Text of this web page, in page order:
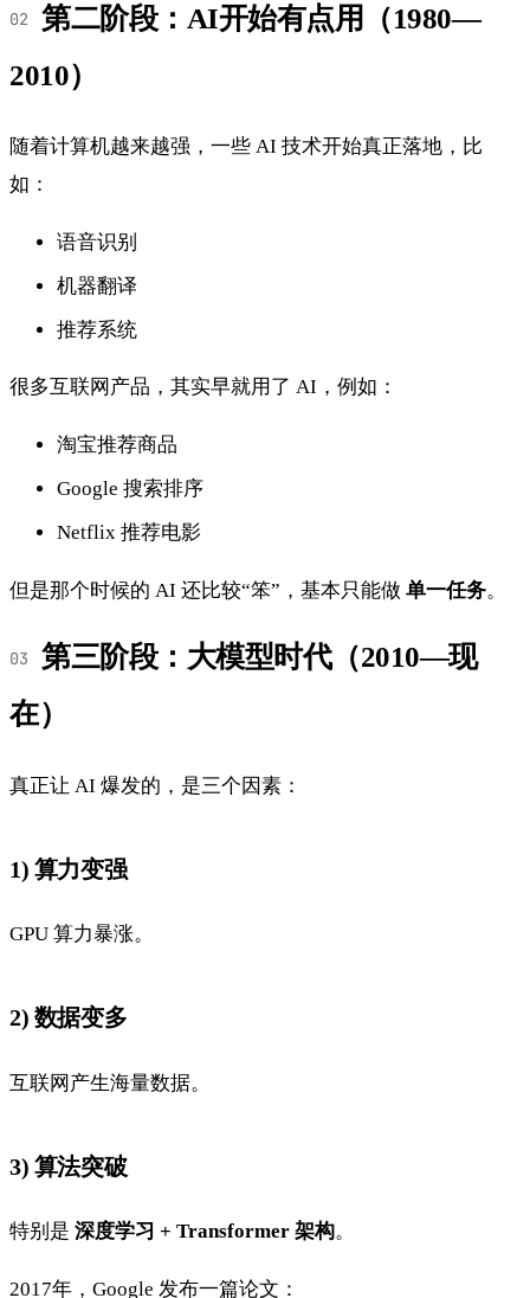
第二阶段：AI开始有点用（1980—
2010）
随着计算机越来越强，一些 AI 技术开始真正落地，比
如：
语音识别
机器翻译
推荐系统
很多互联网产品，其实早就用了 AI，例如：
淘宝推荐商品
Google 搜索排序
Netflix 推荐电影
但是那个时候的 AI 还比较“笨”，基本只能做 单一任务。
第三阶段：大模型时代（2010—现
在）
真正让 AI 爆发的，是三个因素：
1) 算力变强
GPU 算力暴涨。
2) 数据变多
互联网产生海量数据。
3) 算法突破
特别是 深度学习 + Transformer 架构。
2017年，Google 发布一篇论文：